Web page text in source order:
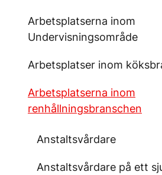
Arbetsplatserna inom
Undervisningsområde
Arbetsplatser inom
Arbetsplatserna inom
renhållningsbranschen
Anstaltsvårdare
Anstaltsvårdare på ett